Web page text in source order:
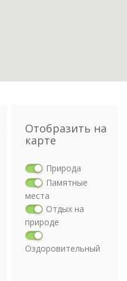
Отобразить на
карте
Природа
Памятные
места
Отдых на
природе
Оздоровительный